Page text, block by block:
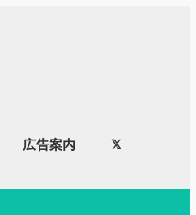
広告案内 𝕏